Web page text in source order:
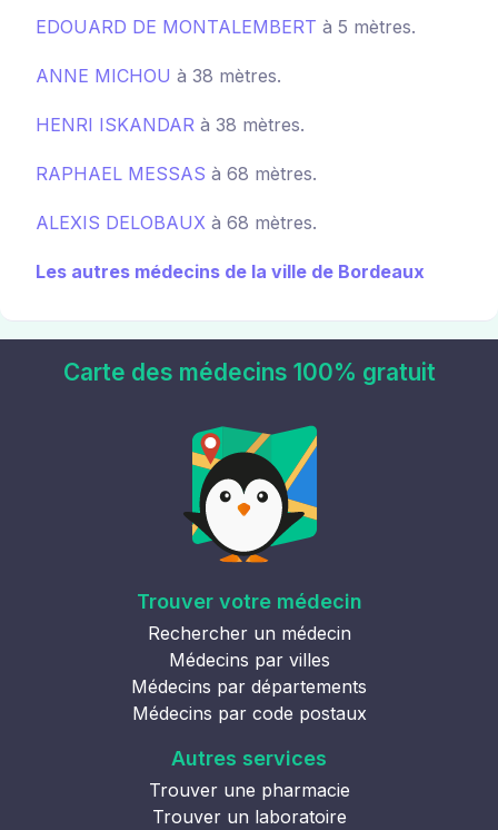
EDOUARD DE MONTALEMBERT à 5 mètres.
ANNE MICHOU à 38 mètres.
HENRI ISKANDAR à 38 mètres.
RAPHAEL MESSAS à 68 mètres.
ALEXIS DELOBAUX à 68 mètres.
Les autres médecins de la ville de Bordeaux
Carte des médecins 100% gratuit
Trouver votre médecin
Rechercher un médecin
Médecins par villes
Médecins par départements
Médecins par code postaux
Autres services
Trouver une pharmacie
Trouver un laboratoire